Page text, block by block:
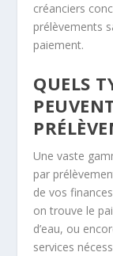
créanciers
prélèvements
paiement.
QUELS
Une vaste
par
de vos
on trouve le
d’eau, ou
services